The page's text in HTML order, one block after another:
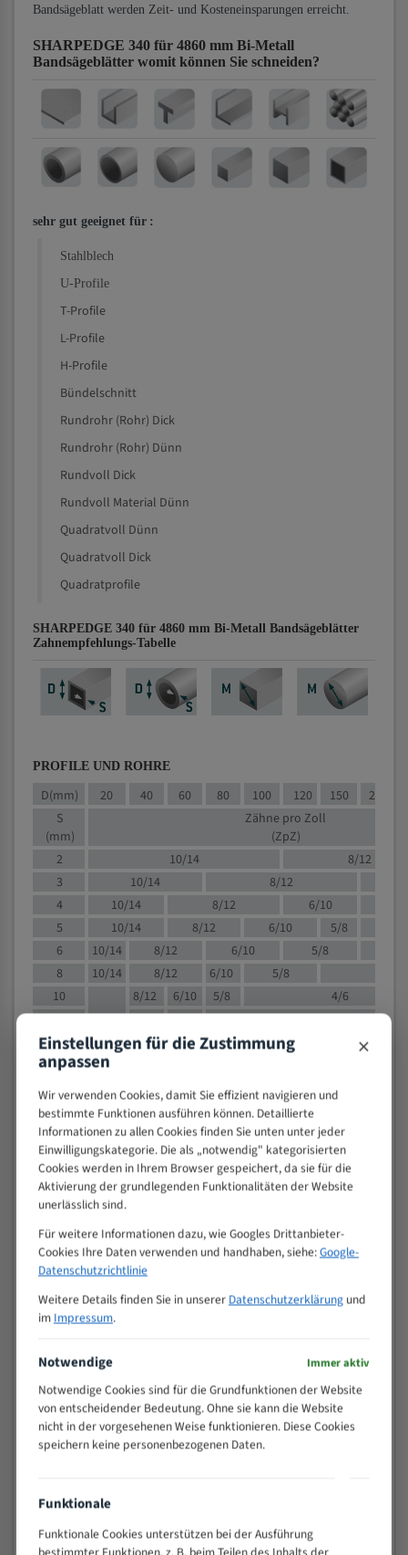
Bandsägeblatt werden Zeit- und Kosteneinsparungen erreicht.
SHARPEDGE 340 für 4860 mm Bi-Metall
Bandsägeblätter womit können Sie schneiden?
sehr gut geeignet für :
Stahlblech
U-Profile
T-Profile
L-Profile
H-Profile
Bündelschnitt
Rundrohr (Rohr) Dick
Rundrohr (Rohr) Dünn
Rundvoll Dick
Rundvoll Material Dünn
Quadratvoll Dünn
Quadratvoll Dick
Quadratprofile
SHARPEDGE 340 für 4860 mm Bi-Metall Bandsägeblätter
Zahnempfehlungs-Tabelle
PROFILE UND ROHRE
D(mm) 20 40 60 80 100 120 150 200
S
(mm)
Zähne pro Zoll
(ZpZ)
2
10/14
8/12
3
10/14 8/12
4
10/14 8/12 6/10
5
10/14 8/12 6/10
5/8
6
10/14 8/12 6/10
5/8
8
10/14 8/12 6/10 5/8
10
8/12 6/10 5/8
4/6
12
8/12 6/10
4/6
15
8/12 6/10
4/5
20
30
4/5
50
80
> 100
VOLLMATERIAL
M (mm)
Zoll (ZpZ))
>
25
10/14
15 - 40
8/12
25 - 50
50 - 120
80 - 180
3/4
130 -
350
2/3
200 -
> 500
0,75/1,25
Einstellungen für die Zustimmung
anpassen ×
Wir verwenden Cookies, damit Sie effizient navigieren und
bestimmte Funktionen ausführen können. Detaillierte
Informationen zu allen Cookies finden Sie unten unter jeder
Einwilligungskategorie. Die als „notwendig" kategorisierten
Cookies werden in Ihrem Browser gespeichert, da sie für die
Aktivierung der grundlegenden Funktionalitäten der Website
unerlässlich sind.
Für weitere Informationen dazu, wie Googles Drittanbieter-
Cookies Ihre Daten verwenden und handhaben, siehe:Google-
Datenschutzrichtlinie
Weitere Details finden Sie in unserer Datenschutzerklärungund
im Impressum.
Notwendige Immer aktiv
Notwendige Cookies sind für die Grundfunktionen der Website
von entscheidender Bedeutung. Ohne sie kann die Website
nicht in der vorgesehenen Weise funktionieren. Diese Cookies
speichern keine personenbezogenen Daten.
Funktionale
Funktionale Cookies unterstützen bei der Ausführung